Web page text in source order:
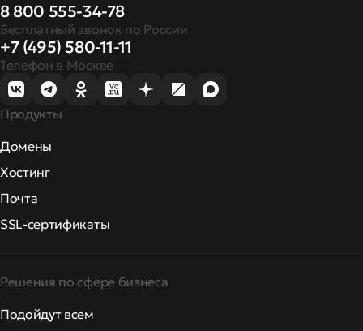
8 800 555-34-78
Бесплатный звонок по России
+7 (495) 580-11-11
Телефон в Москве
Продукты
Домены
Хостинг
Почта
SSL-сертификаты
Решения по сфере бизнеса
Подойдут всем